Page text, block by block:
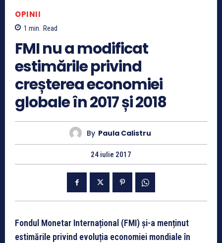
OPINII
1 min. Read
FMI nu a modificat
estimările privind
creșterea economiei
globale în 2017 și 2018
By Paula Calistru
24 iulie 2017
Fondul Monetar Internațional (FMI) și-a menținut
estimările privind evoluția economiei mondiale în